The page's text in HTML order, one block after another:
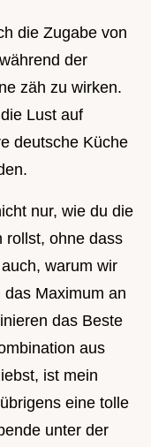
die Zugabe von
der
zäh zu wirken.
Lust auf
deutsche Küche
nur, wie du die
rollst, ohne dass
warum wir
Maximum an
das Beste
aus
ist mein
übrigens eine tolle
unter der